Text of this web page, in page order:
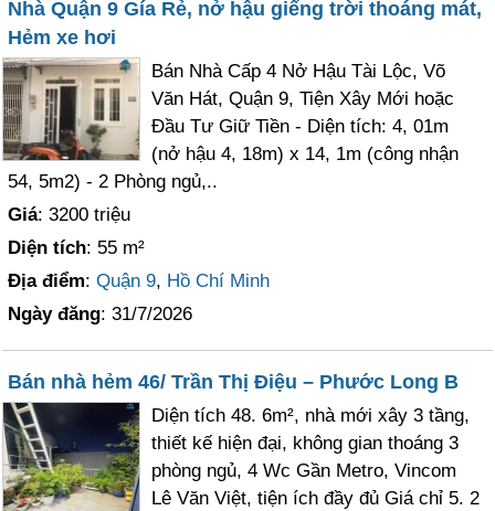
Nhà Quận 9 Gía Rẻ, nở hậu giếng trời thoáng mát,
Hẻm xe hơi
Bán Nhà Cấp 4 Nở Hậu Tài Lộc, Võ
Văn Hát, Quận 9, Tiện Xây Mới hoặc
Đầu Tư Giữ Tiền - Diện tích: 4, 01m
(nở hậu 4, 18m) x 14, 1m (công nhận
54, 5m2) - 2 Phòng ngủ,..
Giá: 3200 triệu
Diện tích: 55 m²
Địa điểm:Quận 9, Hồ Chí Minh
Ngày đăng: 31/7/2026
Bán nhà hẻm 46/ Trần Thị Điệu – Phước Long B
Diện tích 48. 6m², nhà mới xây 3 tầng,
thiết kế hiện đại, không gian thoáng 3
phòng ngủ, 4 Wc Gần Metro, Vincom
Lê Văn Việt, tiện ích đầy đủ Giá chỉ 5. 2